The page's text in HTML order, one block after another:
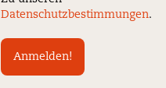
Datenschutzbestimmungen.